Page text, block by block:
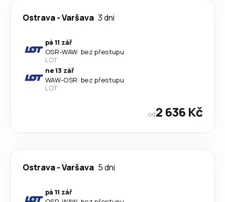
Ostrava-Varšava 3 dni
pá 11 zář
OSR-WAW· bez přestupu
LOT
ne 13 zář
WAW-OSR· bez přestupu
LOT
od2 636 Kč
Ostrava-Varšava 5 dni
pá 11 zář